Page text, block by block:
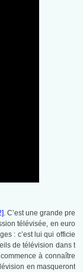
. C’est une grande pre
télévisée, en euro
: c’est lui qui officie
de télévision dans t
commence à connaître
en masqueront